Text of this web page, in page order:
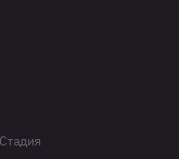
Стадия